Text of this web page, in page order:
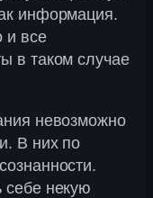
информация.
и все
в таком случае
невозможно
В них по
себе некую